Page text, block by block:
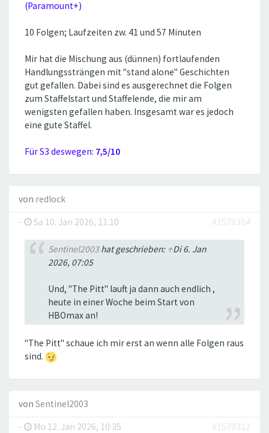
(Paramount+)
10 Folgen; Laufzeiten zw. 41 und 57 Minuten
Mir hat die Mischung aus (dünnen) fortlaufenden
Handlungssträngen mit ''stand alone'' Geschichten
gut gefallen. Dabei sind es ausgerechnet die Folgen
zum Staffelstart und Staffelende, die mir am
wenigsten gefallen haben. Insgesamt war es jedoch
eine gute Staffel.
Für S3 deswegen: 7,5/10
von redlock
-
Sa 10. Jan 2026, 11:10 #1570304
Sentinel2003hat geschrieben: ↑Di 6. Jan
2026, 07:05
Und, "The Pitt" lauft ja dann auch endlich ,
heute in einer Woche beim Start von
HBOmax an!
"The Pitt'' schaue ich mir erst an wenn alle Folgen raus
sind.
von Sentinel2003
-
Mo 12. Jan 2026, 10:35 #1570312